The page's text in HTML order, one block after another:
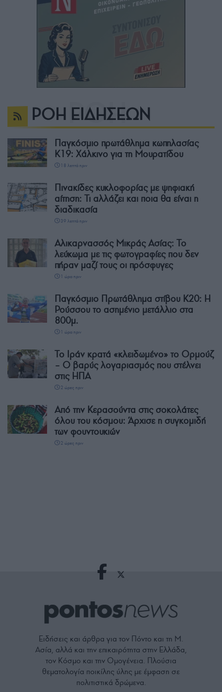
ΡΟΗ ΕΙΔΗΣΕΩΝ
Παγκόσμιο πρωτάθλημα κωπηλασίας
Κ19: Χάλκινο για τη Μουρατίδου
18 λεπτά πριν
Πινακίδες κυκλοφορίας με ψηφιακή
αίτηση: Τι αλλάζει και ποια θα είναι η
διαδικασία
39 λεπτά πριν
Αλικαρνασσός Μικράς Ασίας: Το
λεύκωμα με τις φωτογραφίες που δεν
πήραν μαζί τους οι πρόσφυγες
1 ώρα πριν
Παγκόσμιο Πρωτάθλημα στίβου Κ20: Η
Ρούσσου το ασημένιο μετάλλιο στα
800μ.
1 ώρα πριν
Το Ιράν κρατά «κλειδωμένο» το Ορμούζ
– Ο βαρύς λογαριασμός που στέλνει
στις ΗΠΑ
2 ώρες πριν
Από την Κερασούντα στις σοκολάτες
όλου του κόσμου: Άρχισε η συγκομιδή
των φουντουκιών
2 ώρες πριν
Ειδήσεις και άρθρα για τον Πόντο και τη Μ.
Ασία, αλλά και την επικαιρότητα στην Ελλάδα,
τον Κόσμο και την Ομογένεια. Πλούσια
θεματολογία ποικίλης ύλης με έμφαση σε
πολιτιστικά δρώμενα.